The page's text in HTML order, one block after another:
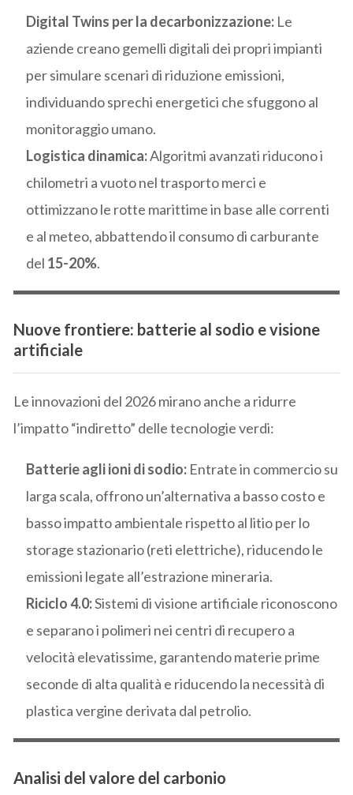
Digital Twins per la decarbonizzazione: Le
aziende creano gemelli digitali dei propri impianti
per simulare scenari di riduzione emissioni,
individuando sprechi energetici che sfuggono al
monitoraggio umano.
Logistica dinamica:Algoritmi avanzati riducono i
chilometri a vuoto nel trasporto merci e
ottimizzano le rotte marittime in base alle correnti
e al meteo, abbattendo il consumo di carburante
del 15-20%.
Nuove frontiere: batterie al sodio e visione
artificiale
Le innovazioni del 2026 mirano anche a ridurre
l’impatto “indiretto” delle tecnologie verdi:
Batterie agli ioni di sodio: Entrate in commercio su
larga scala, offrono un’alternativa a basso costo e
basso impatto ambientale rispetto al litio per lo
storage stazionario (reti elettriche), riducendo le
emissioni legate all’estrazione mineraria.
Riciclo 4.0:Sistemi di visione artificiale riconoscono
e separano i polimeri nei centri di recupero a
velocità elevatissime, garantendo materie prime
seconde di alta qualità e riducendo la necessità di
plastica vergine derivata dal petrolio.
Analisi del valore del carbonio